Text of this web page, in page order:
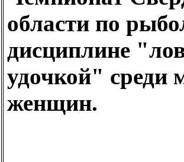
области по
дисциплине
удочкой" среди
женщин.